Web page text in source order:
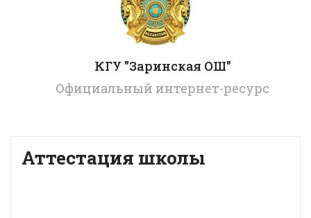
КГУ "Заринская ОШ"
Официальный интернет-ресурс
Аттестация школы